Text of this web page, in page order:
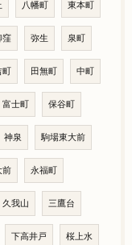
八幡町 東本町
窪 弥生 泉町
田無町 中町
富士町 保谷町
神泉 駒場東大前
前 永福町
久我山 三鷹台
下高井戸 桜上水